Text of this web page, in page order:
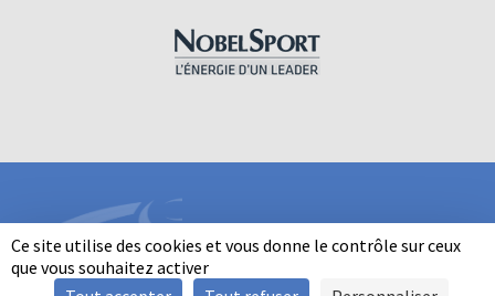
Ce site utilise des cookies et vous donne le contrôle sur ceux
que vous souhaitez activer